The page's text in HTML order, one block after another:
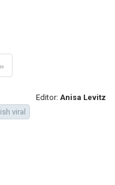
»
Editor: Anisa Levitz
viral